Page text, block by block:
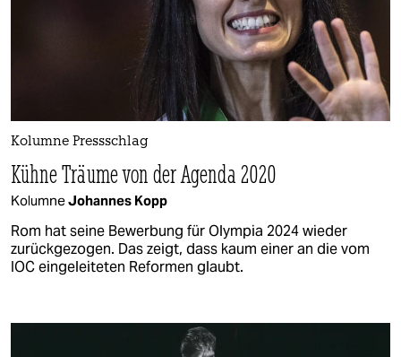
Kolumne Pressschlag
Kühne Träume von der Agenda 2020
KolumneJohannes Kopp
Rom hat seine Bewerbung für Olympia 2024 wieder
zurückgezogen. Das zeigt, dass kaum einer an die vom
IOC eingeleiteten Reformen glaubt.